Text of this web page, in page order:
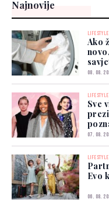
Najnovije
LIFESTYLE
Ako
08. 08.
LIFESTYLE
Sve
07. 08.
LIFESTYLE
Evo
06. 08.